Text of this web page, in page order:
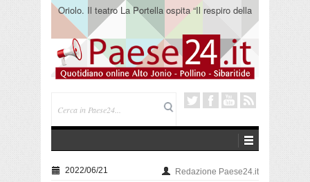
Oriolo. Il teatro La Portella ospita “Il respiro della
terra” del collettivo 365
2022/06/21 Redazione Paese24.it